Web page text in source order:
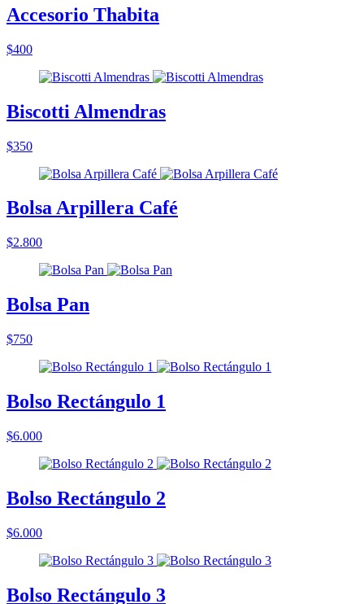
Accesorio Thabita
$400
Biscotti Almendras
$350
Bolsa Arpillera Café
$2.800
Bolsa Pan
$750
Bolso Rectángulo 1
$6.000
Bolso Rectángulo 2
$6.000
Bolso Rectángulo 3